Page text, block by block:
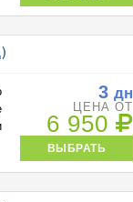
3дн
ЦЕНА ОТ
6 950
ВЫБРАТЬ